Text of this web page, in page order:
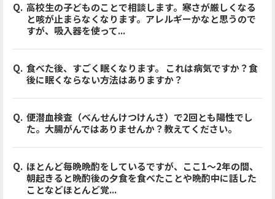
高校生の子どものことで相談します。寒さが厳しくなる
と咳が止まらなくなります。アレルギーかなと思うので
すが、吸入器を使って...
食べた後、すごく眠くなります。 これは病気ですか？食
後に眠くならない方法はありますか？
便潜血検査（べんせんけつけんさ）で2回とも陽性でし
た。大腸がんではありませんか？教えてください。
ほとんど毎晩晩酌をしているですが、ここ1〜2年の間、
朝起きると晩酌後の夕食を食べたことや晩酌中に話した
ことなどほとんど覚...